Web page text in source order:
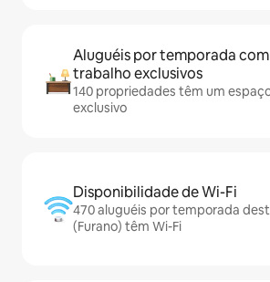
Aluguéis por temporada
trabalho exclusivos
140 propriedades têm um
exclusivo
Disponibilidade de Wi-Fi
470 aluguéis por temporada
(Furano) têm Wi-Fi